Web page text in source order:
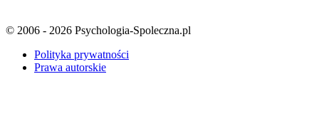
© 2006 - 2026 Psychologia-Spoleczna.pl
Polityka prywatności
Prawa autorskie